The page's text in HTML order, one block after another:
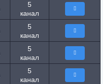
5
канал
5
канал
5
канал
5
канал